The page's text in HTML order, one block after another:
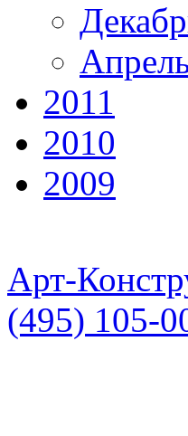
2011
2010
2009
Арт-
(495) 105-